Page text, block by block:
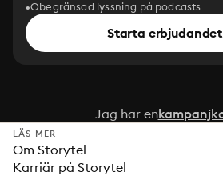
Obegränsad lyssning på podcasts
Starta erbjudandet
Jag har en
LÄS MER
Om Storytel
Karriär på Storytel